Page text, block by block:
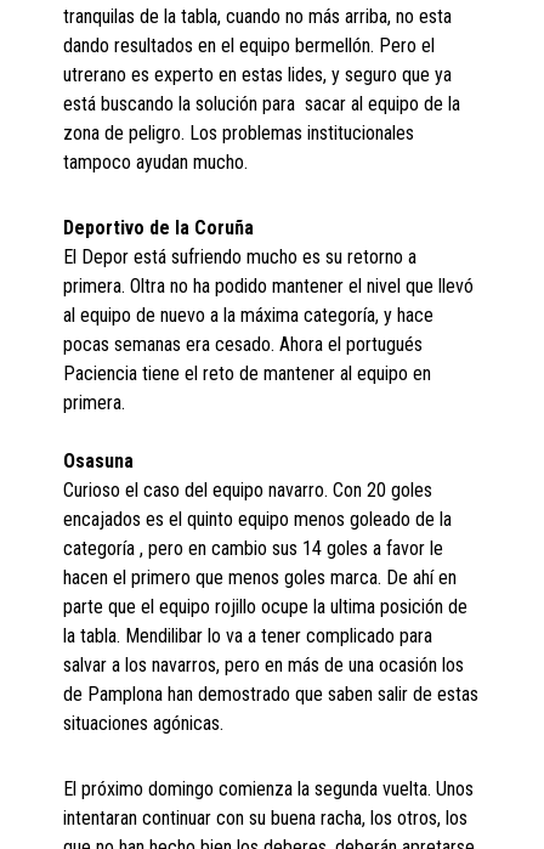
tranquilas de la tabla, cuando no más arriba, no esta
dando resultados en el equipo bermellón. Pero el
utrerano es experto en estas lides, y seguro que ya
está buscando la solución para sacar al equipo de la
zona de peligro. Los problemas institucionales
tampoco ayudan mucho.
Deportivo de la Coruña
El Depor está sufriendo mucho es su retorno a
primera. Oltra no ha podido mantener el nivel que llevó
al equipo de nuevo a la máxima categoría, y hace
pocas semanas era cesado. Ahora el portugués
Paciencia tiene el reto de mantener al equipo en
primera.
Osasuna
Curioso el caso del equipo navarro. Con 20 goles
encajados es el quinto equipo menos goleado de la
categoría , pero en cambio sus 14 goles a favor le
hacen el primero que menos goles marca. De ahí en
parte que el equipo rojillo ocupe la ultima posición de
la tabla. Mendilibar lo va a tener complicado para
salvar a los navarros, pero en más de una ocasión los
de Pamplona han demostrado que saben salir de estas
situaciones agónicas.
El próximo domingo comienza la segunda vuelta. Unos
intentaran continuar con su buena racha, los otros, los